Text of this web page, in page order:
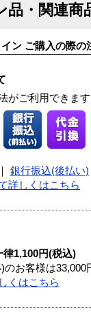
品・関連商
ン ご購入の際の
がご利用できます
銀行振込(後払い)
詳しくはこちら
律1,100円(税込)
お客様は33,000
くはこちら